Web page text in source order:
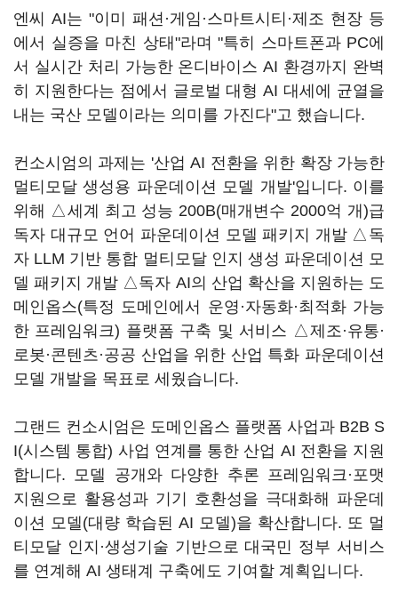
엔씨 AI는 "이미 패션·게임·스마트시티·제조 현장 등
에서 실증을 마친 상태"라며 "특히 스마트폰과 PC에
서 실시간 처리 가능한 온디바이스 AI 환경까지 완벽
히 지원한다는 점에서 글로벌 대형 AI 대세에 균열을
내는 국산 모델이라는 의미를 가진다"고 했습니다.
컨소시엄의 과제는 '산업 AI 전환을 위한 확장 가능한
멀티모달 생성용 파운데이션 모델 개발'입니다. 이를
위해 △세계 최고 성능 200B(매개변수 2000억 개)급
독자 대규모 언어 파운데이션 모델 패키지 개발 △독
자 LLM 기반 통합 멀티모달 인지 생성 파운데이션 모
델 패키지 개발 △독자 AI의 산업 확산을 지원하는 도
메인옵스(특정 도메인에서 운영·자동화·최적화 가능
한 프레임워크) 플랫폼 구축 및 서비스 △제조·유통·
로봇·콘텐츠·공공 산업을 위한 산업 특화 파운데이션
모델 개발을 목표로 세웠습니다.
그랜드 컨소시엄은 도메인옵스 플랫폼 사업과 B2B S
I(시스템 통합) 사업 연계를 통한 산업 AI 전환을 지원
합니다. 모델 공개와 다양한 추론 프레임워크·포맷
지원으로 활용성과 기기 호환성을 극대화해 파운데
이션 모델(대량 학습된 AI 모델)을 확산합니다. 또 멀
티모달 인지·생성기술 기반으로 대국민 정부 서비스
를 연계해 AI 생태계 구축에도 기여할 계획입니다.